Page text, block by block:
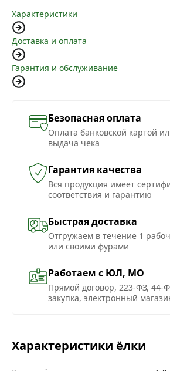
Характеристики
Доставка и оплата
Гарантия и обслуживание
Безопасная оплата
Оплата банковской картой
выдача чека
Гарантия качества
Вся продукция имеет
соответствия и гарантию
Быстрая доставка
Отгружаем в течение 1
или своими фурами
Работаем с ЮЛ, МО
Прямой договор, 223-ФЗ, 44-
закупка, электронный
Характеристики ёлки